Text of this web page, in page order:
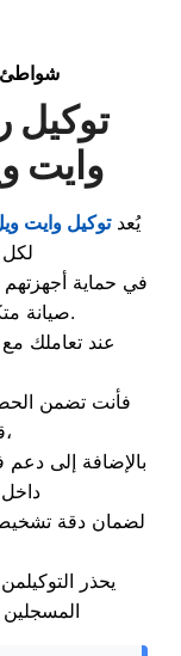
شواطئ
توكيل
وايت
يُعدتوكيل وايت
لكل
في حماية
صيانة متكاملة تخضع للمعايير العالمية.
عند تعاملك مع
فأنت تضمن
قطع الغيار المستبدلة،
بالإضافة إلى
لضمان دقة
يحذر